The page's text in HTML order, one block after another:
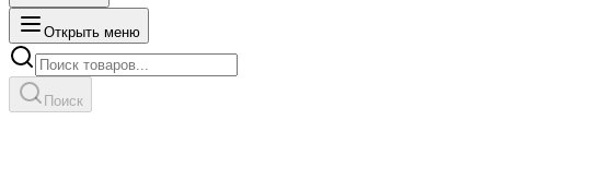
Открыть меню
Поиск